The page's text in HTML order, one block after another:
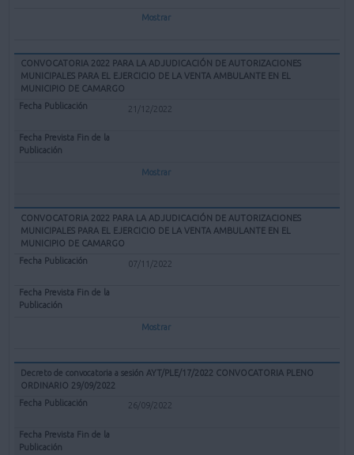
Mostrar
CONVOCATORIA 2022 PARA LA ADJUDICACIÓN DE AUTORIZACIONES
MUNICIPALES PARA EL EJERCICIO DE LA VENTA AMBULANTE EN EL
MUNICIPIO DE CAMARGO
21/12/2022
Mostrar
CONVOCATORIA 2022 PARA LA ADJUDICACIÓN DE AUTORIZACIONES
MUNICIPALES PARA EL EJERCICIO DE LA VENTA AMBULANTE EN EL
MUNICIPIO DE CAMARGO
07/11/2022
Mostrar
Decreto de convocatoria a sesión AYT/PLE/17/2022 CONVOCATORIA PLENO
ORDINARIO 29/09/2022
26/09/2022